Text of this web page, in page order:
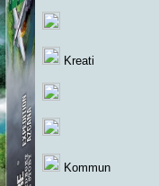
Kreati
Kommun